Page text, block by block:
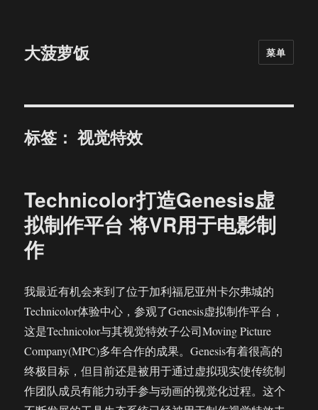
大菠萝饭 菜单
标签：视觉特效
Technicolor打造Genesis虚
拟制作平台 将VR用于电影制
作
我最近有机会来到了位于加利福尼亚州卡尔弗城的
Technicolor体验中心，参观了Genesis虚拟制作平台，
这是Technicolor与其视觉特效子公司Moving Picture
Company(MPC)多年合作的成果。Genesis有着很高的
终极目标，但目前还是被用于通过虚拟现实使传统制
作团队成员有能力动手参与动画的视觉化过程。这个